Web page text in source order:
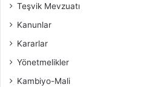
Teşvik Mevzuatı
Kanunlar
Kararlar
Yönetmelikler
Kambiyo-Mali